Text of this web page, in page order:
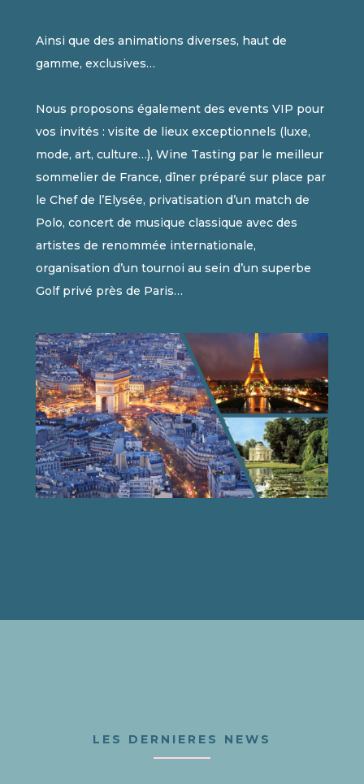
Ainsi que des animations diverses, haut de
gamme, exclusives…
Nous proposons également des events VIP pour
vos invités : visite de lieux exceptionnels (luxe,
mode, art, culture…), Wine Tasting par le meilleur
sommelier de France, dîner préparé sur place par
le Chef de l’Elysée, privatisation d’un match de
Polo, concert de musique classique avec des
artistes de renommée internationale,
organisation d’un tournoi au sein d’un superbe
Golf privé près de Paris…
LES DERNIERES NEWS